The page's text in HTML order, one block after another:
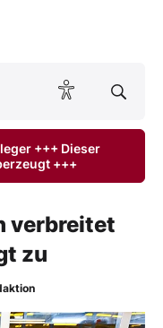
lesen
+++ Dieser
+++
verbreitet
zu